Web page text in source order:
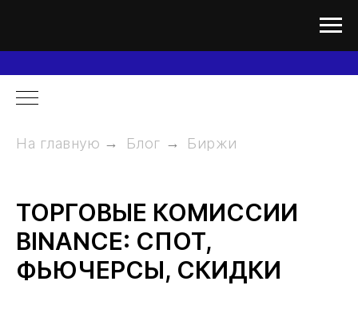
На главную → Блог → Биржи
ТОРГОВЫЕ КОМИССИИ
BINANCE: СПОТ,
ФЬЮЧЕРСЫ, СКИДКИ